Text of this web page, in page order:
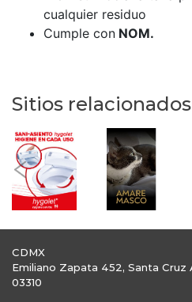
cualquier residuo
Cumple con NOM.
Sitios relacionados
Previous
CDMX
Emiliano Zapata 452, Santa Cruz
03310